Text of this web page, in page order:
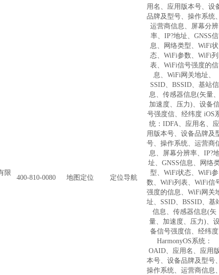
限
400-810-0080 地图定位 定位导航
用名、应用版本号、设
品牌及型号、操作系统
运营商信息、屏幕分辨
率、IP?地址、GNSS信
息、网络类型、WiFi状
态、WiFi参数、WiFi列
表、WiFi信号强度的信
息、WiFi网关地址、
SSID、BSSID、基站信
息、传感器信息(矢量
加速度、压力)、设备
号强度信、经纬度 iOS
统：IDFA、应用名、应
用版本号、设备品牌及
号、操作系统、运营商
息、屏幕分辨率、IP?
址、GNSS信息、网络
型、WiFi状态、WiFi参
数、WiFi列表、WiFi信
强度的信息、WiFi网关
址、SSID、BSSID、基
信息、传感器信息(矢
量、加速度、压力)、
备信号强度信、经纬度
HarmonyOS系统：
OAID、应用名、应用
本号、设备品牌及型号
操作系统、运营商信息